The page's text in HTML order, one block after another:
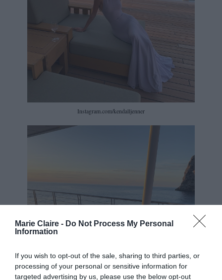
Marie Claire - Do Not Process My Personal
Information
If you wish to opt-out of the sale, sharing to third parties, or
processing of your personal or sensitive information for
targeted advertising by us, please use the below opt-out
Instagram.com/kendalljenner